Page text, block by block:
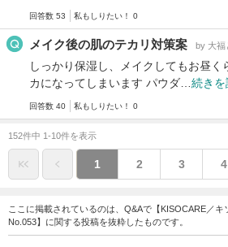
回答数 53 私もしりたい！ 0
メイク後の肌のテカリ対策案 by 大福
しっかり保湿し、メイクしてもお昼く
カになってしまいます パウダ… 続きを
回答数 40 私もしりたい！ 0
152件中 1-10件を表示
1 2 3 4
ここに掲載されているのは、Q&Aで【KISOCARE／
No.053】に関する投稿を抜粋したものです。